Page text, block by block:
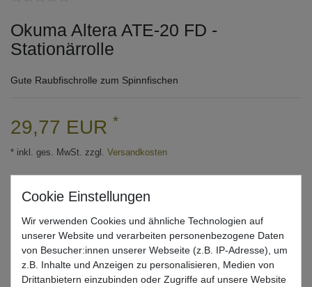
Okuma Altera ATE-20 FD -
Stationärrolle
Gute Raubfischrolle zum Spinnfischen
29,77 EUR *
* inkl. ges. MwSt. zzgl. Versandkosten
Informationen zur Berechnung des Liefertermins hier
Nur noch 1 Stück verfügbar
In den Warenkorb
Wir verwenden Cookies und ähnliche Technologien auf
unserer Website und verarbeiten personenbezogene Daten
von Besucher:innen unserer Webseite (z.B. IP-Adresse), um
z.B. Inhalte und Anzeigen zu personalisieren, Medien von
Drittanbietern einzubinden oder Zugriffe auf unsere Website